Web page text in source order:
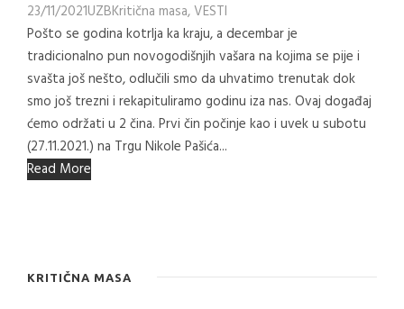
23/11/2021UZBKritična masa,VESTI
Pošto se godina kotrlja ka kraju, a decembar je
tradicionalno pun novogodišnjih vašara na kojima se pije i
svašta još nešto, odlučili smo da uhvatimo trenutak dok
smo još trezni i rekapituliramo godinu iza nas. Ovaj događaj
ćemo održati u 2 čina. Prvi čin počinje kao i uvek u subotu
(27.11.2021.) na Trgu Nikole Pašića...
Read More
KRITIČNA MASA